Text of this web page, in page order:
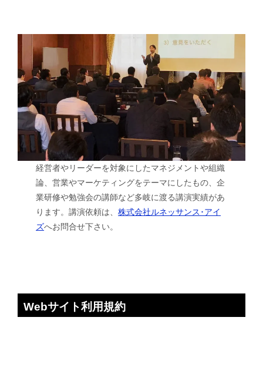
経営者やリーダーを対象にしたマネジメントや組織
論、営業やマーケティングをテーマにしたもの、企
業研修や勉強会の講師など多岐に渡る講演実績があ
ります。講演依頼は、株式会社ルネッサンス･アイ
ズへお問合せ下さい。
Webサイト利用規約